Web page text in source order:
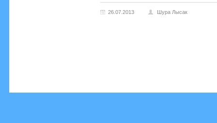
26.07.2013 Шура Лысак